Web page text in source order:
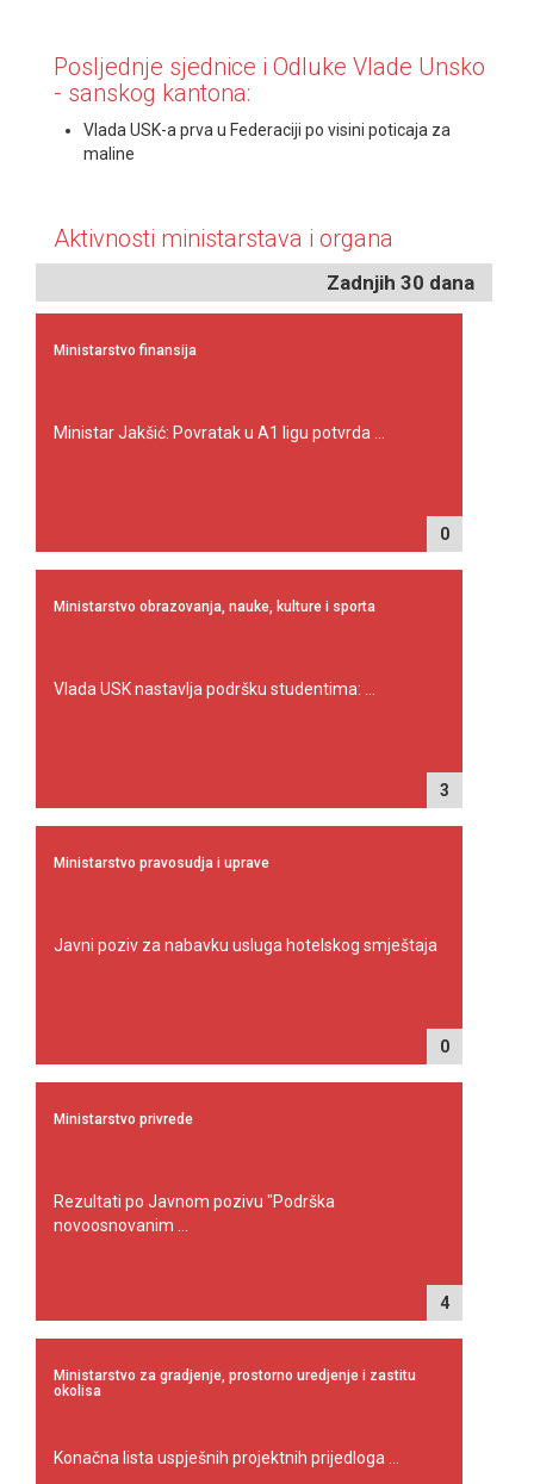
Posljednje sjednice i Odluke Vlade Unsko
- sanskog kantona:
Vlada USK-a prva u Federaciji po visini poticaja za
maline
Aktivnosti ministarstava i organa
Zadnjih 30 dana
Ministarstvo finansija
0
Ministar Jakšić: Povratak u A1 ligu potvrda ...
Ministarstvo obrazovanja, nauke, kulture i sporta
3
Vlada USK nastavlja podršku studentima: ...
Ministarstvo pravosudja i uprave
0
Javni poziv za nabavku usluga hotelskog smještaja
Ministarstvo privrede
4
Rezultati po Javnom pozivu "Podrška
novoosnovanim ...
Ministarstvo za gradjenje, prostorno uredjenje i zastitu
okolisa
Konačna lista uspješnih projektnih prijedloga ...